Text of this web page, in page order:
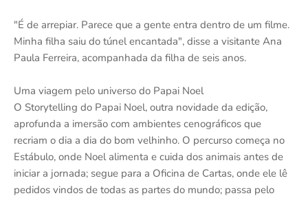
"É de arrepiar. Parece que a gente entra dentro de um filme.
Minha filha saiu do túnel encantada", disse a visitante Ana
Paula Ferreira, acompanhada da filha de seis anos.
Uma viagem pelo universo do Papai Noel
O Storytelling do Papai Noel, outra novidade da edição,
aprofunda a imersão com ambientes cenográficos que
recriam o dia a dia do bom velhinho. O percurso começa no
Estábulo, onde Noel alimenta e cuida dos animais antes de
iniciar a jornada; segue para a Oficina de Cartas, onde ele lê
pedidos vindos de todas as partes do mundo; passa pelo